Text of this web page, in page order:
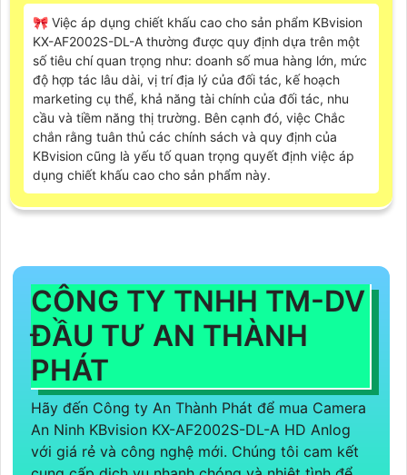
🎀 Việc áp dụng chiết khấu cao cho sản phẩm KBvision
KX-AF2002S-DL-A thường được quy định dựa trên một
số tiêu chí quan trọng như: doanh số mua hàng lớn, mức
độ hợp tác lâu dài, vị trí địa lý của đối tác, kế hoạch
marketing cụ thể, khả năng tài chính của đối tác, nhu
cầu và tiềm năng thị trường. Bên cạnh đó, việc Chắc
chắn rằng tuân thủ các chính sách và quy định của
KBvision cũng là yếu tố quan trọng quyết định việc áp
dụng chiết khấu cao cho sản phẩm này.
CÔNG TY TNHH TM-DV
ĐẦU TƯ AN THÀNH
PHÁT
Hãy đến Công ty An Thành Phát để mua Camera
An Ninh KBvision KX-AF2002S-DL-A HD Anlog
với giá rẻ và công nghệ mới. Chúng tôi cam kết